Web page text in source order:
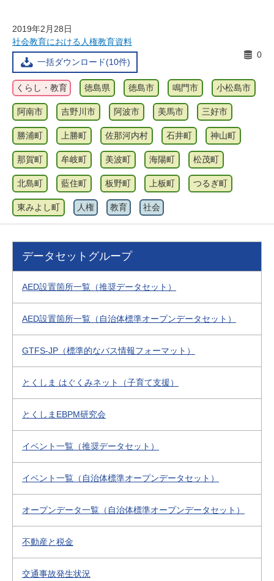
2019年2月28日
社会教育における人権教育資料
一括ダウンロード(10件)
0
くらし・教育 徳島県 徳島市 鳴門市 小松島市
阿南市 吉野川市 阿波市 美馬市 三好市
勝浦町 上勝町 佐那河内村 石井町 神山町
那賀町 牟岐町 美波町 海陽町 松茂町
北島町 藍住町 板野町 上板町 つるぎ町
東みよし町 人権 教育 社会
データセットグループ
AED設置箇所一覧（推奨データセット）
AED設置箇所一覧（自治体標準オープンデータセット）
GTFS-JP（標準的なバス情報フォーマット）
とくしま はぐくみネット（子育て支援）
とくしまEBPM研究会
イベント一覧（推奨データセット）
イベント一覧（自治体標準オープンデータセット）
オープンデータ一覧（自治体標準オープンデータセット）
不動産と税金
交通事故発生状況